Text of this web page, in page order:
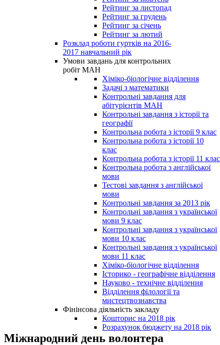
Рейтинг за листопад
Рейтинг за грудень
Рейтинг за січень
Рейтинг за лютий
Розклад роботи гуртків на 2016-
2017 навчальний рік
Умови завдань для контрольних
робіт МАН
Хіміко-біологічне відділення
Задачі з математики
Контрольні завдання для
абітурієнтів МАН
Контрольні завдання з історії та
географії
Контрольна робота з історії 9 клас
Контрольна робота з історії 10
клас
Контрольна робота з історії 11 клас
Контрольна робота з англійської
мови
Тестові завдання з англійської
мови
Контрольні завдання за 2013 рік
Контрольні завдання з української
мови 9 клас
Контрольні завдання з української
мови 10 клас
Контрольні завдання з української
мови 11 клас
Хіміко-біологічне відділення
Історико - географічне відділення
Науково - технічне відділення
Відділення філології та
мистецтвознавства
Фінінсова діяльність закладу
Кошторис на 2018 рік
Розрахунок бюджету на 2018 рік
Міжнародний день волонтера